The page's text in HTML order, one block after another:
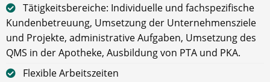
Tätigkeitsbereiche: Individuelle und fachspezifische
Kundenbetreuung, Umsetzung der Unternehmensziele
und Projekte, administrative Aufgaben, Umsetzung des
QMS in der Apotheke, Ausbildung von PTA und PKA.
Flexible Arbeitszeiten